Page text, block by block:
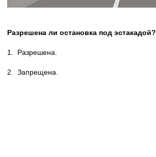
Разрешена ли остановка под эстакадой?
1. Разрешена.
2. Запрещена.